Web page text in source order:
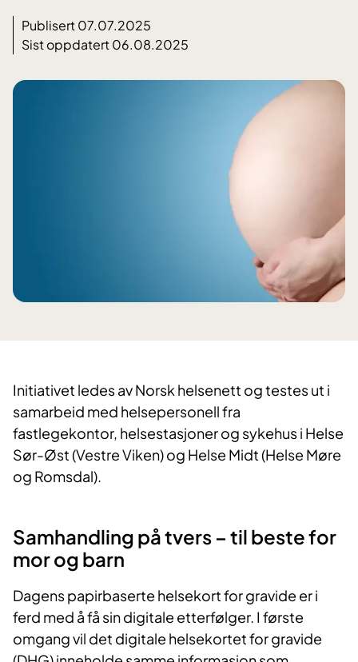
Publisert 07.07.2025
Sist oppdatert 06.08.2025
Initiativet ledes av Norsk helsenett og testes ut i
samarbeid med helsepersonell fra
fastlegekontor, helsestasjoner og sykehus i Helse
Sør-Øst (Vestre Viken) og Helse Midt (Helse Møre
og Romsdal).
Samhandling på tvers – til beste for
mor og barn
Dagens papirbaserte helsekort for gravide er i
ferd med å få sin digitale etterfølger. I første
omgang vil det digitale helsekortet for gravide